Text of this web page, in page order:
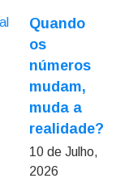
Quando
os
números
mudam,
muda a
realidade?
10 de Julho,
2026